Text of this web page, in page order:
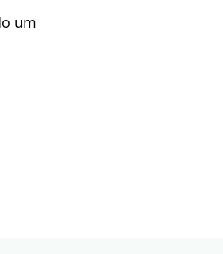
um